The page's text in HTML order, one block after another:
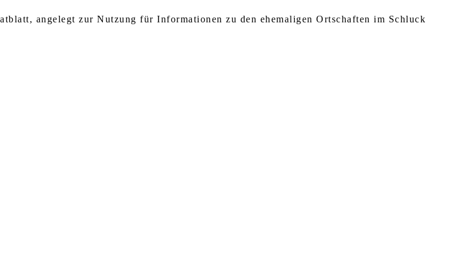
angelegt zur Nutzung für Informationen zu den ehemaligen Ortschaften im Schluck